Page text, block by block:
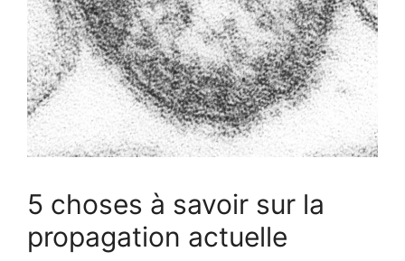
5 choses à savoir sur la
propagation actuelle